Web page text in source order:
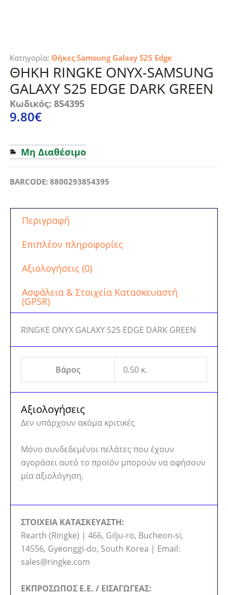
Κατηγορία: Θήκες Samsung Galaxy S25 Edge
ΘΗΚΗ RINGKE ONYX-SAMSUNG
GALAXY S25 EDGE DARK GREEN
Κωδικός: 854395
9.80€
Μη Διαθέσιμο
BARCODE: 8800293854395
Περιγραφή
Επιπλέον πληροφορίες
Αξιολογήσεις (0)
Ασφάλεια & Στοιχεία Κατασκευαστή
(GPSR)
RINGKE ONYX GALAXY S25 EDGE DARK GREEN
Βάρος 0.50 κ.
Αξιολογήσεις
Δεν υπάρχουν ακόμα κριτικές
Μόνο συνδεδεμένοι πελάτες που έχουν
αγοράσει αυτό το προϊόν μπορούν να αφήσουν
μία αξιολόγηση.
ΣΤΟΙΧΕΙΑ ΚΑΤΑΣΚΕΥΑΣΤΗ:
Rearth (Ringke) | 466, Gilju-ro, Bucheon-si,
14556, Gyeonggi-do, South Korea | Email:
sales@ringke.com
ΕΚΠΡΟΣΩΠΟΣ Ε.Ε. / ΕΙΣΑΓΩΓΕΑΣ: